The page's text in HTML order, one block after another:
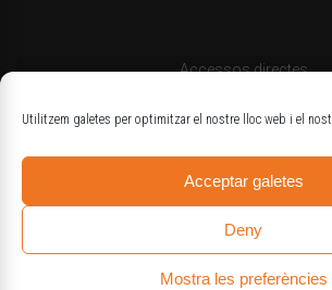
Utilitzem galetes per optimitzar el nostre lloc web i el
Acceptar galetes
Deny
Mostra les preferències
Accessos directes
Codi deontològic
Logotips oficials